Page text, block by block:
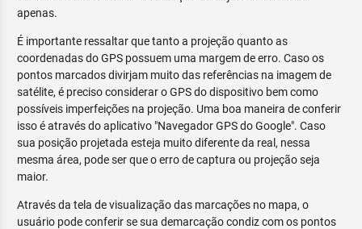
apenas.
É importante ressaltar que tanto a projeção quanto as
coordenadas do GPS possuem uma margem de erro. Caso os
pontos marcados divirjam muito das referências na imagem de
satélite, é preciso considerar o GPS do dispositivo bem como
possíveis imperfeições na projeção. Uma boa maneira de conferir
isso é através do aplicativo "Navegador GPS do Google". Caso
sua posição projetada esteja muito diferente da real, nessa
mesma área, pode ser que o erro de captura ou projeção seja
maior.
Através da tela de visualização das marcações no mapa, o
usuário pode conferir se sua demarcação condiz com os pontos